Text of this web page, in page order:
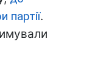
партії.